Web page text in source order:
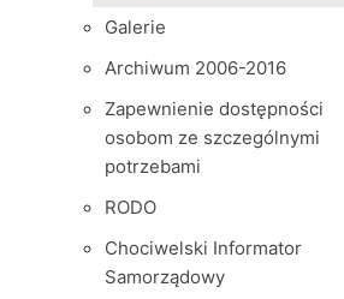
Galerie
Archiwum 2006-2016
Zapewnienie dostępności
osobom ze szczególnymi
potrzebami
RODO
Chociwelski Informator
Samorządowy